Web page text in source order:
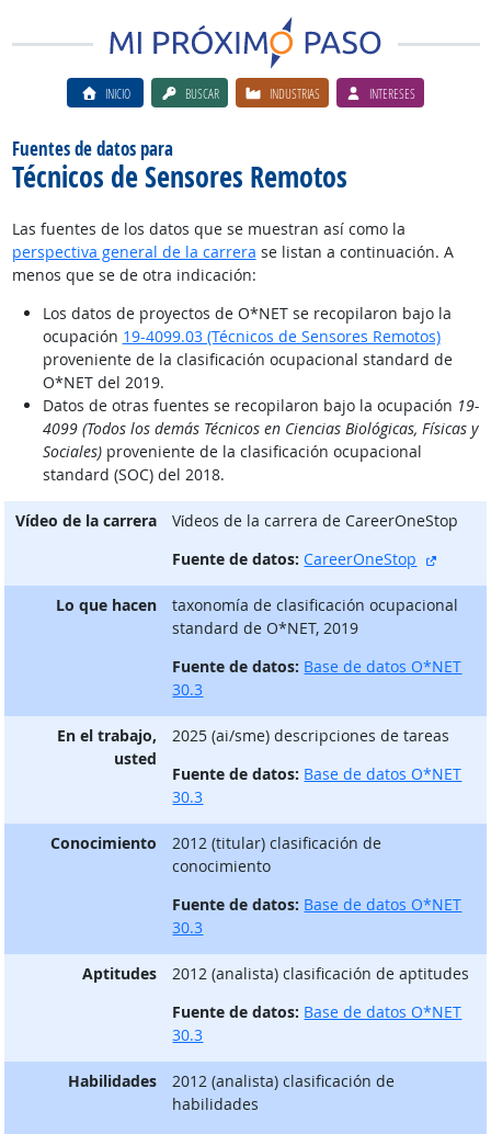
INICIO BUSCAR INDUSTRIAS INTERESES
Fuentes de datos para
Técnicos de Sensores Remotos
Las fuentes de los datos que se muestran así como la
perspectiva general de la carrera se listan a continuación. A
menos que se de otra indicación:
Los datos de proyectos de O*NET se recopilaron bajo la
ocupación 19-4099.03 (Técnicos de Sensores Remotos)
proveniente de la clasificación ocupacional standard de
O*NET del 2019.
Datos de otras fuentes se recopilaron bajo la ocupación 19-
4099 (Todos los demás Técnicos en Ciencias Biológicas, Físicas y
Sociales)proveniente de la clasificación ocupacional
standard (SOC) del 2018.
Vídeo de la carrera
Vίdeos de la carrera de CareerOneStop
Fuente de datos: CareerOneStop
Lo que hacen
taxonomía de clasificación ocupacional
standard de O*NET, 2019
Fuente de datos: Base de datos O*NET
30.3
En el trabajo,
usted
2025 (ai/sme) descripciones de tareas
Fuente de datos: Base de datos O*NET
30.3
Conocimiento
2012 (titular) clasificación de
conocimiento
Fuente de datos: Base de datos O*NET
30.3
Aptitudes
2012 (analista) clasificación de aptitudes
Fuente de datos: Base de datos O*NET
30.3
Habilidades
2012 (analista) clasificación de
habilidades